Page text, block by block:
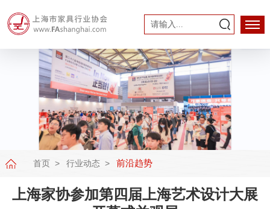
首页 行业动态 前沿趋势
上海家协参加第四届上海艺术设计大展